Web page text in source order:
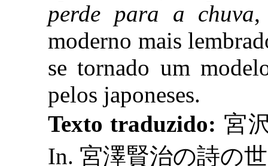
perde para a chuva,
moderno mais
se tornado um
pelos japoneses.
Texto traduzido: 宮
In. 宮澤賢治の詩の